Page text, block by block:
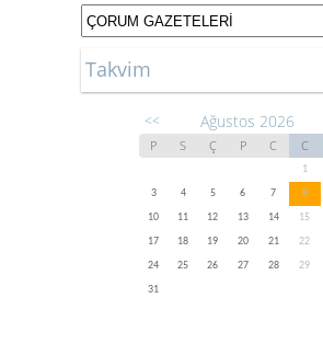
Takvim
<< Ağustos 2026
P S Ç P C C
1
3
4 5 6 7 8
10
11 12 13 14 15
17
18 19 20 21 22
24
25 26 27 28 29
31